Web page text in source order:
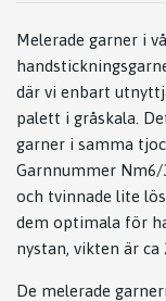
Melerade garner i
där vi enbart
palett i gråskala.
garner i samma
Garnnummer Nm6/
och tvinnade lite
dem optimala för
nystan, vikten är ca
De melerade